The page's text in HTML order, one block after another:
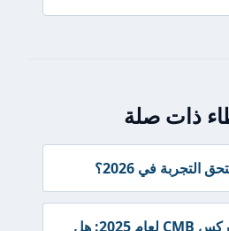
ذات صلة
مراجعة وسيط الفوركس CMB لعام 2025: هل